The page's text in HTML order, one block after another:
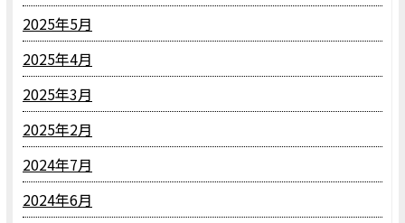
2025年5月
2025年4月
2025年3月
2025年2月
2024年7月
2024年6月